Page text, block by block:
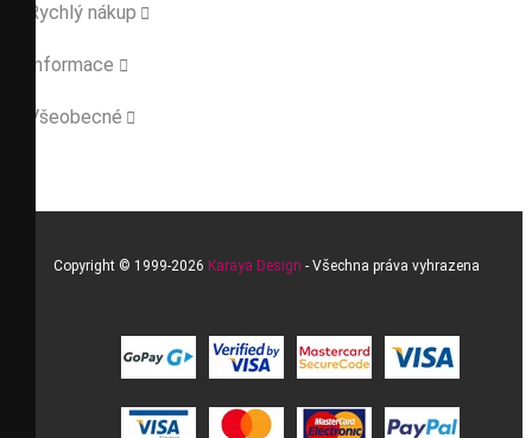
Rychlý nákup 
Informace 
Všeobecné 
Copyright © 1999-2026 Karaya Design - Všechna práva vyhrazena